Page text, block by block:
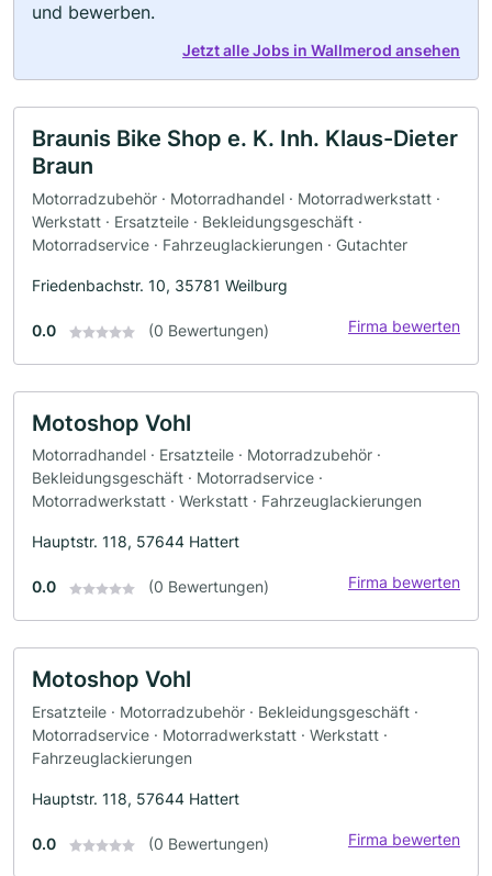
und bewerben.
Jetzt alle Jobs in Wallmerod ansehen
Braunis Bike Shop e. K. Inh. Klaus-Dieter
Braun
Motorradzubehör · Motorradhandel · Motorradwerkstatt ·
Werkstatt · Ersatzteile · Bekleidungsgeschäft ·
Motorradservice · Fahrzeuglackierungen · Gutachter
Friedenbachstr. 10, 35781 Weilburg
0.0 (0 Bewertungen) Firma bewerten
Motoshop Vohl
Motorradhandel · Ersatzteile · Motorradzubehör ·
Bekleidungsgeschäft · Motorradservice ·
Motorradwerkstatt · Werkstatt · Fahrzeuglackierungen
Hauptstr. 118, 57644 Hattert
0.0 (0 Bewertungen) Firma bewerten
Motoshop Vohl
Ersatzteile · Motorradzubehör · Bekleidungsgeschäft ·
Motorradservice · Motorradwerkstatt · Werkstatt ·
Fahrzeuglackierungen
Hauptstr. 118, 57644 Hattert
0.0 (0 Bewertungen) Firma bewerten